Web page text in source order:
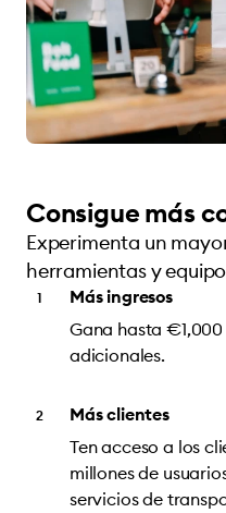
Consigue más
Experimenta un
herramientas y
Más ingresos
Gana hasta
adicionales.
Más clientes
Ten acceso a los
millones de
servicios de